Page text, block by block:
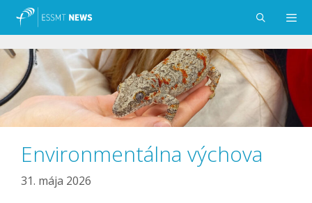
Preskočiť
Menu
Environmentálna výchova
31. mája 2026